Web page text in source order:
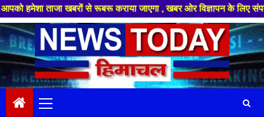
खबरों से रूबरू कराया जाएगा , खबर ओर विज्ञापन के लिए संपर्क करे
Skip
to
content
Menu